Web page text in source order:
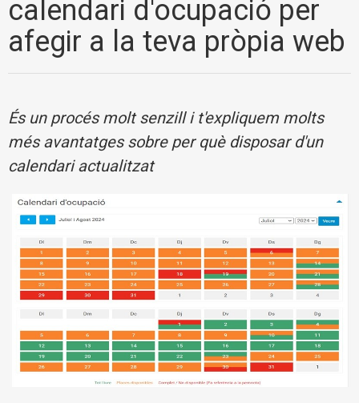
calendari d'ocupació per
afegir a la teva pròpia web
És un procés molt senzill i t'expliquem molts
més avantatges sobre per què disposar d'un
calendari actualitzat